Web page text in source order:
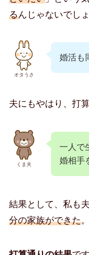
るんじゃないでしょ
オタうさ
婚活も
夫にもやはり、打
くま夫
一人で
婚相手
結果として、私も夫
分の家族ができた。